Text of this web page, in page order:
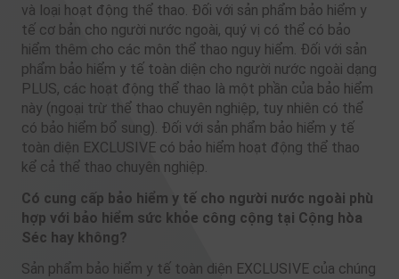
và loại hoạt động thể thao. Đối với sản phẩm bảo hiểm y
tế cơ bản cho người nước ngoài, quý vị có thể có bảo
hiểm thêm cho các môn thể thao nguy hiểm. Đối với sản
phẩm bảo hiểm y tế toàn diện cho người nước ngoài dạng
PLUS, các hoạt động thể thao là một phần của bảo hiểm
này (ngoại trừ thể thao chuyên nghiệp, tuy nhiên có thể
có bảo hiểm bổ sung). Đối với sản phẩm bảo hiểm y tế
toàn diện EXCLUSIVE có bảo hiểm hoạt động thể thao
kể cả thể thao chuyên nghiệp.
Có cung cấp bảo hiểm y tế cho người nước ngoài phù
hợp với bảo hiểm sức khỏe công cộng tại Cộng hòa
Séc hay không?
Sản phẩm bảo hiểm y tế toàn diện EXCLUSIVE của chúng